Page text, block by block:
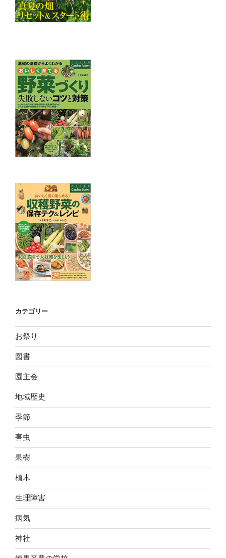
カテゴリー
お祭り
図書
園主会
地域歴史
季節
害虫
果樹
植木
生理障害
病気
神社